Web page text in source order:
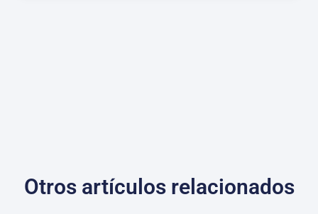
Otros artículos relacionados